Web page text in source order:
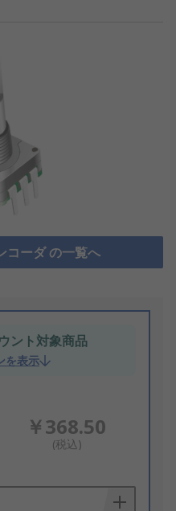
コーダ の一覧へ
ント対象商品
を表示
￥368.50
(税込)